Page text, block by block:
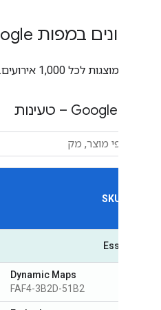
מחירונים במפות Google
העלויות מוצגות לכל 1,000 אירועים. כל המחירים הם בדולר ארה"ב. הטווחים הם למספר האירועים החודשיים.
SKU Name
Essentials
Dynamic Maps
FAF4-3B2D-51B2